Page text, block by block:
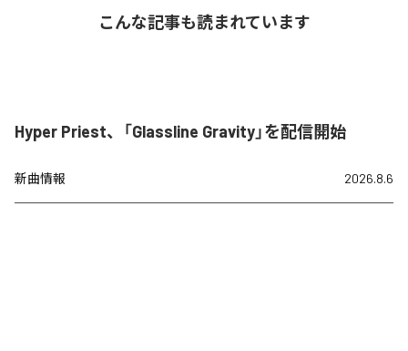
こんな記事も読まれています
Hyper Priest、「Glassline Gravity」を配信開始
新曲情報 2026.8.6